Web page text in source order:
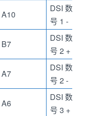
A10
DSI 数据信
号 1 -
B7
DSI 数据信
号 2 +
A7
DSI 数据信
号 2 -
A6
DSI 数据信
号 3 +